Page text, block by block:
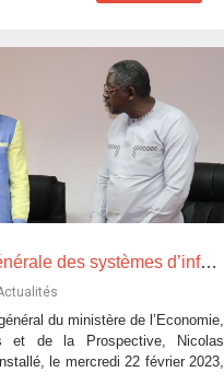
Direction générale des systèmes d’information : Lassané OUEDRAOGO prend les commandes
du ministère de l’Economie,
et de la Prospective, Nicolas
le mercredi 22 février 2023,